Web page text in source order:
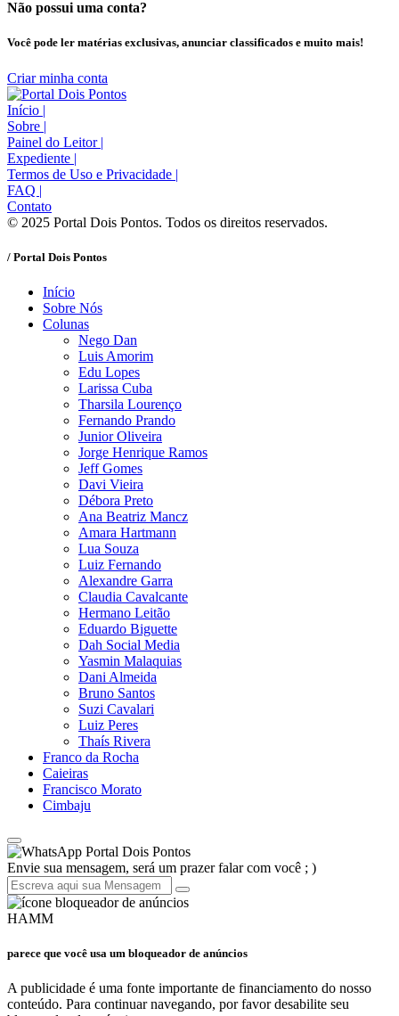
Não possui uma conta?
Você pode ler matérias exclusivas, anunciar classificados e muito mais!
Criar minha conta
Início |
Sobre |
Painel do Leitor |
Expediente |
Termos de Uso e Privacidade |
FAQ |
Contato
© 2025 Portal Dois Pontos. Todos os direitos reservados.
/ Portal Dois Pontos
Início
Sobre Nós
Colunas
Nego Dan
Luis Amorim
Edu Lopes
Larissa Cuba
Tharsila Lourenço
Fernando Prando
Junior Oliveira
Jorge Henrique Ramos
Jeff Gomes
Davi Vieira
Débora Preto
Ana Beatriz Mancz
Amara Hartmann
Lua Souza
Luiz Fernando
Alexandre Garra
Claudia Cavalcante
Hermano Leitão
Eduardo Biguette
Dah Social Media
Yasmin Malaquias
Dani Almeida
Bruno Santos
Suzi Cavalari
Luiz Peres
Thaís Rivera
Franco da Rocha
Caieiras
Francisco Morato
Cimbaju
Portal Dois Pontos
Envie sua mensagem, será um prazer falar com você ; )
HAMM
parece que você usa um bloqueador de anúncios
A publicidade é uma fonte importante de financiamento do nosso
conteúdo. Para continuar navegando, por favor desabilite seu